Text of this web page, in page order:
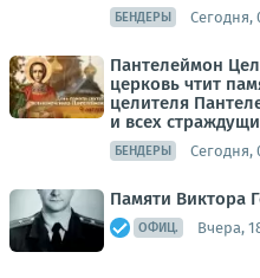
БЕНДЕРЫ Сегодня,
Пантелеймон
церковь чтит
целителя
и всех
БЕНДЕРЫ Сегодня,
Памяти Виктора
ОФИЦ. Вчера,